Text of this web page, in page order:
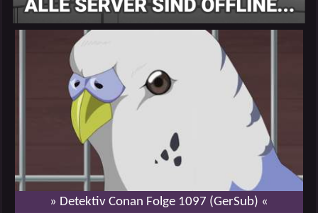
» Detektiv Conan Folge 1097 (GerSub) «